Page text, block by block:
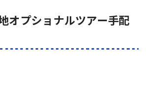
オプショナルツアー手配